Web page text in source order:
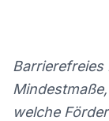
Barrierefreies
welche